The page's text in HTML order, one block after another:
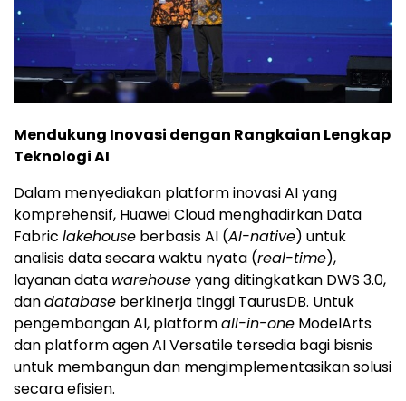
Mendukung Inovasi dengan Rangkaian Lengkap
Teknologi AI
Dalam menyediakan platform inovasi AI yang
komprehensif, Huawei Cloud menghadirkan Data
Fabric lakehouse berbasis AI (AI-native) untuk
analisis data secara waktu nyata (real-time),
layanan data warehouseyang ditingkatkan DWS 3.0,
dandatabase berkinerja tinggi TaurusDB. Untuk
pengembangan AI, platformall-in-one ModelArts
dan platform agen AI Versatile tersedia bagi bisnis
untuk membangun dan mengimplementasikan solusi
secara efisien.